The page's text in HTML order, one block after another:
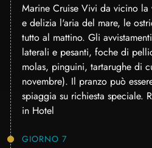
Marine Cruise Vivi da vicino
e delizia l'aria del mare, le
tutto al mattino. Gli
laterali e pesanti, foche di
molas, pinguini, tartarughe di
novembre). Il pranzo può
spiaggia su richiesta speciale.
in Hotel
GIORNO 7